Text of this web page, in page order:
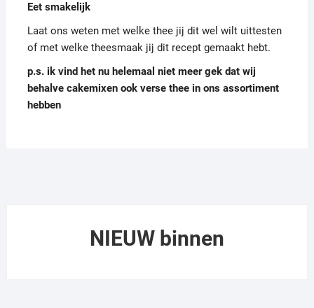
Eet smakelijk
Laat ons weten met welke thee jij dit wel wilt uittesten
of met welke theesmaak jij dit recept gemaakt hebt.
p.s. ik vind het nu helemaal niet meer gek dat wij
behalve cakemixen ook verse thee in ons assortiment
hebben
NIEUW binnen